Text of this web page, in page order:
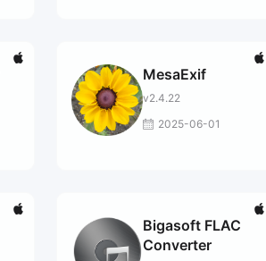
MesaExif
v2.4.22
2025-06-01
Bigasoft FLAC
Converter